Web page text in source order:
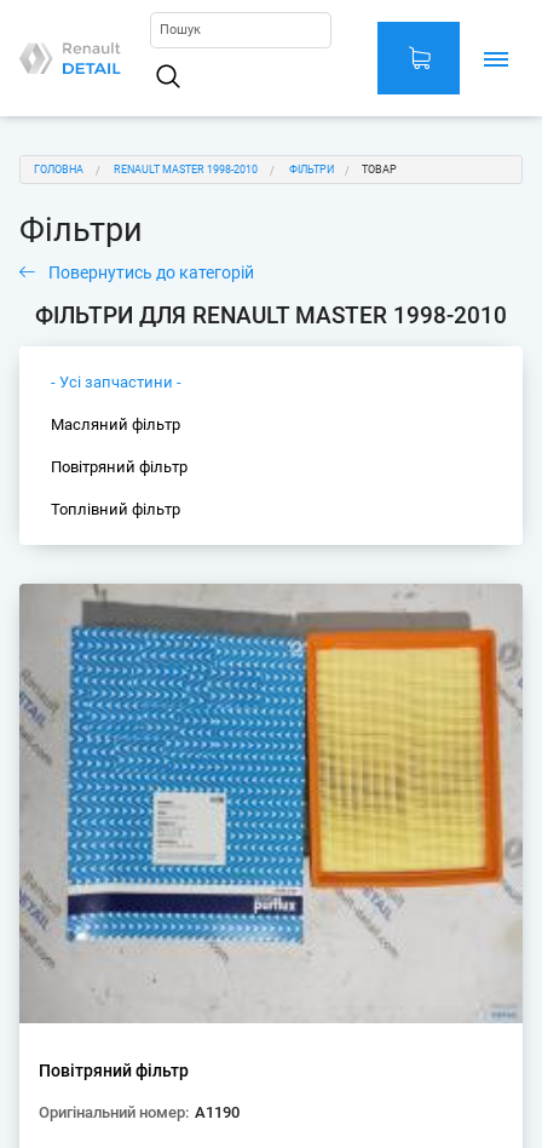
основного
Main
navigation
You
are
here
ГОЛОВНА RENAULT MASTER 1998-2010 ФІЛЬТРИ ТОВАР
Фільтри
Повернутись до категорій
ФІЛЬТРИ ДЛЯ RENAULT MASTER 1998-2010
- Усі запчастини -
Масляний фільтр
Повітряний фільтр
Топлівний фільтр
Повітряний фільтр
Оригінальний номер: A1190